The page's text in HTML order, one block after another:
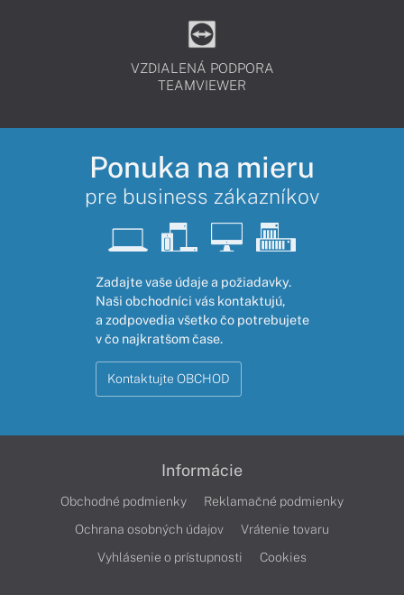
VZDIALENÁ PODPORA
TEAMVIEWER
Ponuka na mieru
pre business zákazníkov
Zadajte vaše údaje a požiadavky.
Naši obchodníci vás kontaktujú,
a zodpovedia všetko čo potrebujete
v čo najkratšom čase.
Kontaktujte OBCHOD
Informácie
Obchodné podmienky
Reklamačné podmienky
Ochrana osobných údajov
Vrátenie tovaru
Vyhlásenie o prístupnosti
Cookies